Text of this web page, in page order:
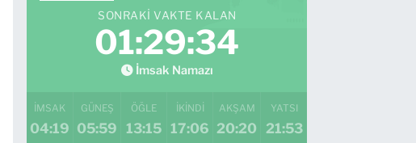
SONRAKI VAKTE KALAN
01:29:33
İmsak Namazı
İMSAK
04:19
GÜNEŞ
05:59
ÖĞLE
13:15
İKINDI
17:06
AKŞAM
20:20
YATSI
21:53